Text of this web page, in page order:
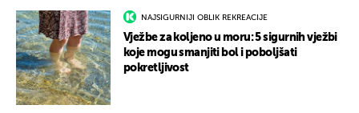
NAJSIGURNIJI OBLIK REKREACIJE
Vježbe za koljeno u moru: 5 sigurnih vježbi
koje mogu smanjiti bol i poboljšati
pokretljivost